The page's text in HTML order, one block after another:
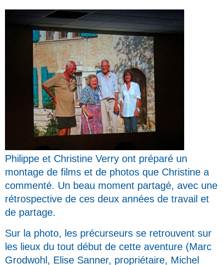
Philippe et Christine Verry ont préparé un
montage de films et de photos que Christine a
commenté. Un beau moment partagé, avec une
rétrospective de ces deux années de travail et
de partage.
Sur la photo, les précurseurs se retrouvent sur
les lieux du tout début de cette aventure (Marc
Grodwohl, Elise Sanner, propriétaire, Michel